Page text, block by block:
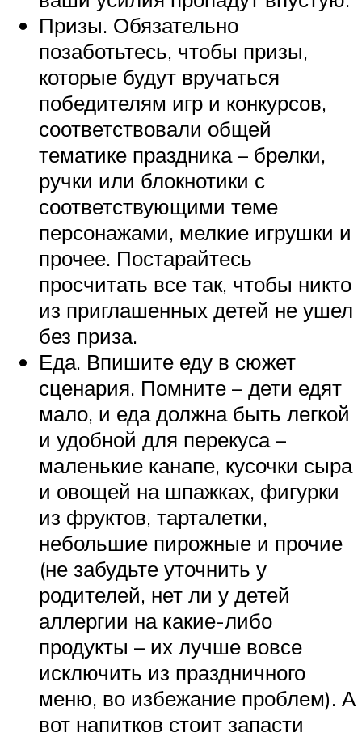
Призы. Обязательно
позаботьтесь, чтобы призы,
которые будут вручаться
победителям игр и конкурсов,
соответствовали общей
тематике праздника – брелки,
ручки или блокнотики с
соответствующими теме
персонажами, мелкие игрушки и
прочее. Постарайтесь
просчитать все так, чтобы никто
из приглашенных детей не ушел
без приза.
Еда. Впишите еду в сюжет
сценария. Помните – дети едят
мало, и еда должна быть легкой
и удобной для перекуса –
маленькие канапе, кусочки сыра
и овощей на шпажках, фигурки
из фруктов, тарталетки,
небольшие пирожные и прочие
(не забудьте уточнить у
родителей, нет ли у детей
аллергии на какие-либо
продукты – их лучше вовсе
исключить из праздничного
меню, во избежание проблем). А
вот напитков стоит запасти